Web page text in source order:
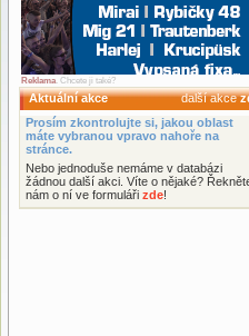
Reklama. Chcete ji také?
Aktuální akce další akce
Prosím zkontrolujte si, jakou oblast
máte vybranou vpravo nahoře na
stránce.
Nebo jednoduše nemáme v databázi
žádnou další akci. Víte o nějaké?
nám o ní ve formuláři zde!